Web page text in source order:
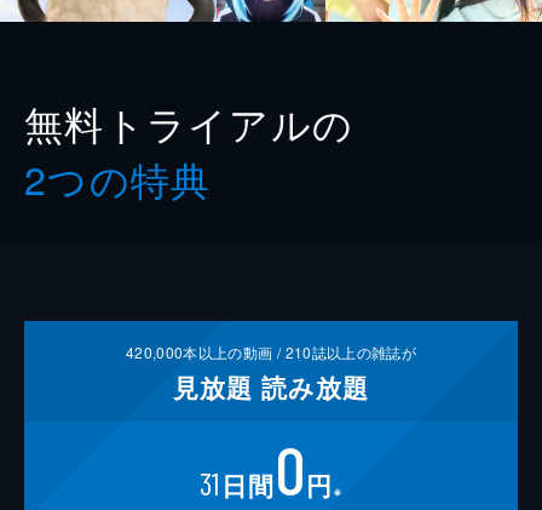
無料トライアルの
2つの特典
420,000本以上の動画 /210誌以上の雑誌が
見放題 読み放題
31 日間0円 ※